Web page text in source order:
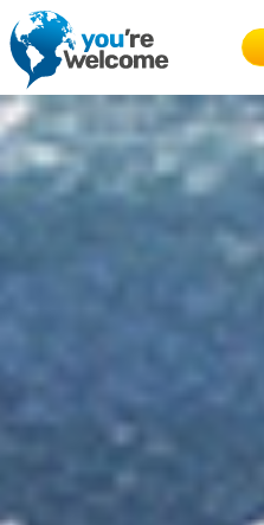
Toutes nos destinations